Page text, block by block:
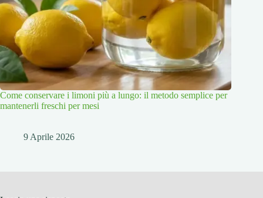
Come conservare i limoni più a lungo: il metodo semplice per
mantenerli freschi per mesi
9 Aprile 2026